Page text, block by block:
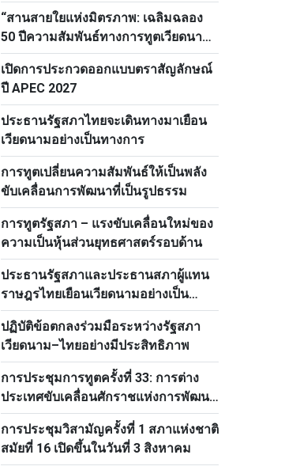
ไว้วางใจของเวียดนามเสมอ"
“สานสายใยแห่งมิตรภาพ: เฉลิมฉลอง
50 ปีความสัมพันธ์ทางการทูตเวียดนาม–
ไทย”
เปิดการประกวดออกแบบตราสัญลักษณ์
ปี APEC 2027
ประธานรัฐสภาไทยจะเดินทางมาเยือน
เวียดนามอย่างเป็นทางการ
การทูตเปลี่ยนความสัมพันธ์ให้เป็นพลัง
ขับเคลื่อนการพัฒนาที่เป็นรูปธรรม
การทูตรัฐสภา – แรงขับเคลื่อนใหม่ของ
ความเป็นหุ้นส่วนยุทธศาสตร์รอบด้าน
ประธานรัฐสภาและประธานสภาผู้แทน
ราษฎรไทยเยือนเวียดนามอย่างเป็น
ทางการ
ปฏิบัติข้อตกลงร่วมมือระหว่างรัฐสภา
เวียดนาม–ไทยอย่างมีประสิทธิภาพ
การประชุมการทูตครั้งที่ 33: การต่าง
ประเทศขับเคลื่อนศักราชแห่งการพัฒนา
ใหม่
การประชุมวิสามัญครั้งที่ 1 สภาแห่งชาติ
สมัยที่ 16 เปิดขึ้นในวันที่ 3 สิงหาคม